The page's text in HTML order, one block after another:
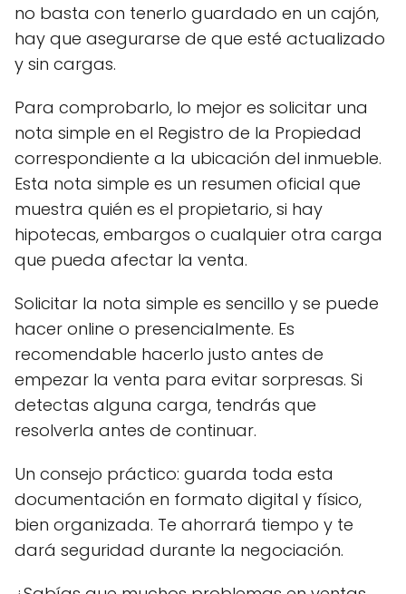
no basta con tenerlo guardado en un cajón,
hay que asegurarse de que esté actualizado
y sin cargas.
Para comprobarlo, lo mejor es solicitar una
nota simple en el Registro de la Propiedad
correspondiente a la ubicación del inmueble.
Esta nota simple es un resumen oficial que
muestra quién es el propietario, si hay
hipotecas, embargos o cualquier otra carga
que pueda afectar la venta.
Solicitar la nota simple es sencillo y se puede
hacer online o presencialmente. Es
recomendable hacerlo justo antes de
empezar la venta para evitar sorpresas. Si
detectas alguna carga, tendrás que
resolverla antes de continuar.
Un consejo práctico: guarda toda esta
documentación en formato digital y físico,
bien organizada. Te ahorrará tiempo y te
dará seguridad durante la negociación.